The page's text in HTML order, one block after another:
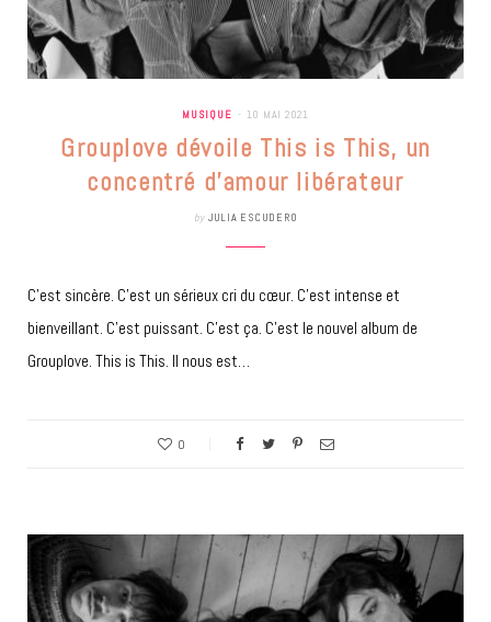
MUSIQUE 10 MAI 2021
Grouplove dévoile This is This, un
concentré d’amour libérateur
by JULIA ESCUDERO
C’est sincère. C’est un sérieux cri du cœur. C’est intense et
bienveillant. C’est puissant. C’est ça. C’est le nouvel album de
Grouplove. This is This. Il nous est…
0